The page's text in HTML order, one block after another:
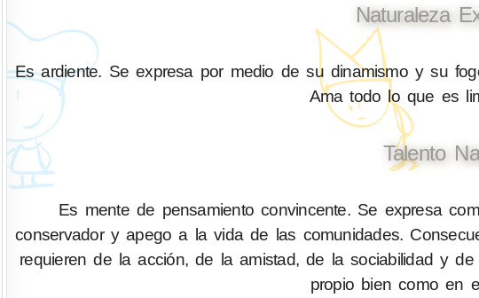
Naturaleza
Es ardiente. Se expresa por medio de su dinamismo y su
Ama todo lo que es
Talento
Es mente de pensamiento convincente. Se expresa
conservador y apego a la vida de las comunidades.
requieren de la acción, de la amistad, de la sociabilidad y
propio bien como en